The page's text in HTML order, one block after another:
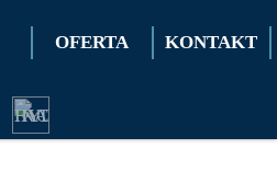
OFERTA KONTAKT